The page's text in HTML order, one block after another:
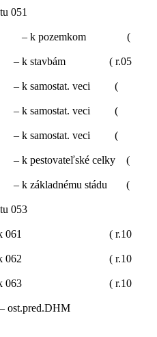
k účtu 051
pozemkom (
( r.05
veci (
veci (
veci (
celky (
stádu (
k účtu 053
k 061 ( r.10
k 062 ( r.10
k 063 ( r.10
ost.pred.DHM